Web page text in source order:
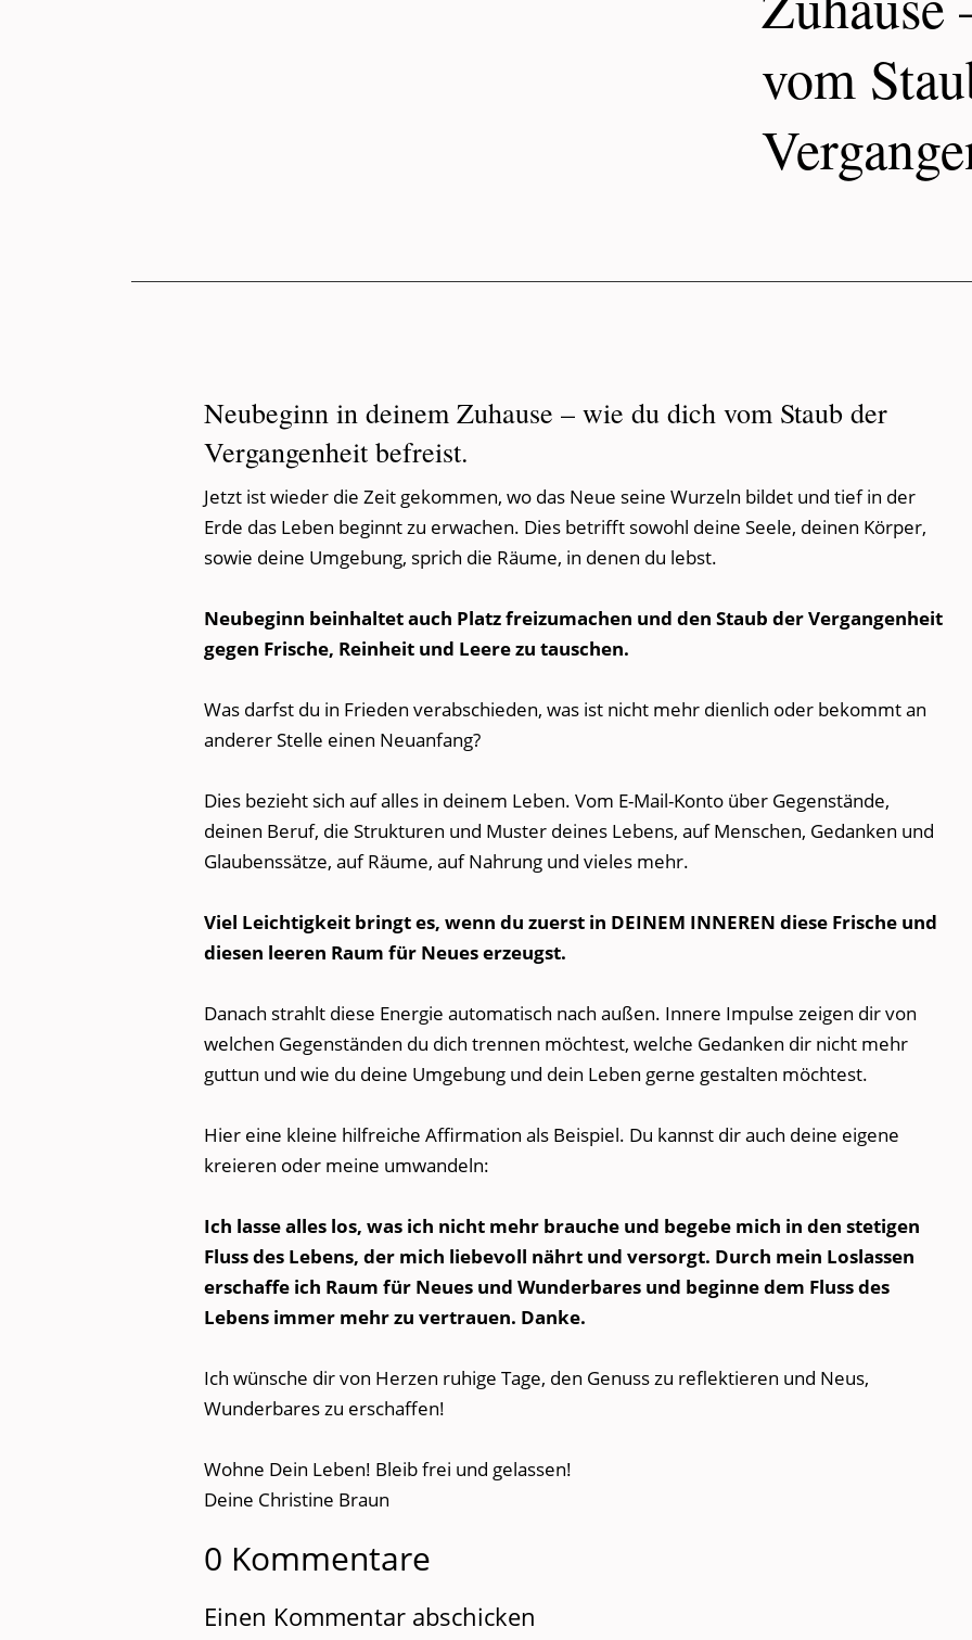
vom
Neubeginn in deinem Zuhause – wie du dich vom Staub der
Vergangenheit befreist.
Jetzt ist wieder die Zeit gekommen, wo das Neue seine Wurzeln bildet und tief in der
Erde das Leben beginnt zu erwachen. Dies betrifft sowohl deine Seele, deinen Körper,
sowie deine Umgebung, sprich die Räume, in denen du lebst.
Neubeginn beinhaltet auch Platz freizumachen und den Staub der Vergangenheit
gegen Frische, Reinheit und Leere zu tauschen.
Was darfst du in Frieden verabschieden, was ist nicht mehr dienlich oder bekommt an
anderer Stelle einen Neuanfang?
Dies bezieht sich auf alles in deinem Leben. Vom E-Mail-Konto über Gegenstände,
deinen Beruf, die Strukturen und Muster deines Lebens, auf Menschen, Gedanken und
Glaubenssätze, auf Räume, auf Nahrung und vieles mehr.
Viel Leichtigkeit bringt es, wenn du zuerst in DEINEM INNEREN diese Frische und
diesen leeren Raum für Neues erzeugst.
Danach strahlt diese Energie automatisch nach außen. Innere Impulse zeigen dir von
welchen Gegenständen du dich trennen möchtest, welche Gedanken dir nicht mehr
guttun und wie du deine Umgebung und dein Leben gerne gestalten möchtest.
Hier eine kleine hilfreiche Affirmation als Beispiel. Du kannst dir auch deine eigene
kreieren oder meine umwandeln:
Ich lasse alles los, was ich nicht mehr brauche und begebe mich in den stetigen
Fluss des Lebens, der mich liebevoll nährt und versorgt. Durch mein Loslassen
erschaffe ich Raum für Neues und Wunderbares und beginne dem Fluss des
Lebens immer mehr zu vertrauen. Danke.
Ich wünsche dir von Herzen ruhige Tage, den Genuss zu reflektieren und Neus,
Wunderbares zu erschaffen!
Wohne Dein Leben! Bleib frei und gelassen!
Deine Christine Braun
0 Kommentare
Einen Kommentar abschicken